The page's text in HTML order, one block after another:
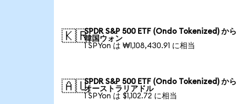
🇰🇷SPDR S&P 500 ETF (Ondo Tokenized) から
韓国ウォン
1 SPYon は ₩1,108,430.91 に相当
🇦🇺SPDR S&P 500 ETF (Ondo Tokenized) から
オーストラリアドル
1 SPYon は $1,102.72 に相当